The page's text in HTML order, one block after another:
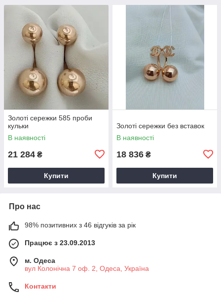
Золоті сережки 585 проби
кульки
В наявності
21 284 ₴
Купити
Золоті сережки без вставок
В наявності
18 836 ₴
Купити
Про нас
98% позитивних з 46 відгуків за рік
Працює з 23.09.2013
м. Одеса
вул Колонічна 7 оф. 2, Одеса, Україна
Контакти